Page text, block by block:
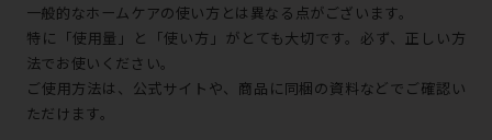
一般的なホームケアの使い方とは異なる点がございます。
特に「使用量」と「使い方」がとても大切です。必ず、正しい方
法でお使いください。
ご使用方法は、公式サイトや、商品に同梱の資料などでご確認い
ただけます。